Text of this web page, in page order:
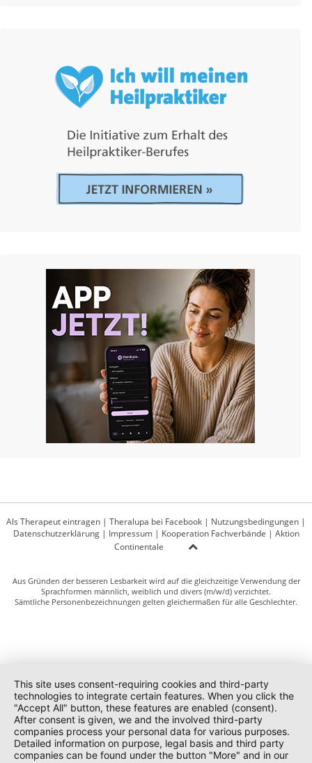
Als Therapeut eintragen | Theralupa bei Facebook | Nutzungsbedingungen |
Datenschutzerklärung| Impressum| Kooperation Fachverbände | Aktion
Continentale
Aus Gründen der besseren Lesbarkeit wird auf die gleichzeitige Verwendung der
Sprachformen männlich, weiblich und divers (m/w/d) verzichtet.
Sämtliche Personenbezeichnungen gelten gleichermaßen für alle Geschlechter.
This site uses consent-requiring cookies and third-party
technologies to integrate certain features. When you click the
"Accept All" button, these features are enabled (consent).
After consent is given, we and the involved third-party
companies process your personal data for various purposes.
Detailed information on purpose, legal basis and third party
companies can be found under the button "More" and in our